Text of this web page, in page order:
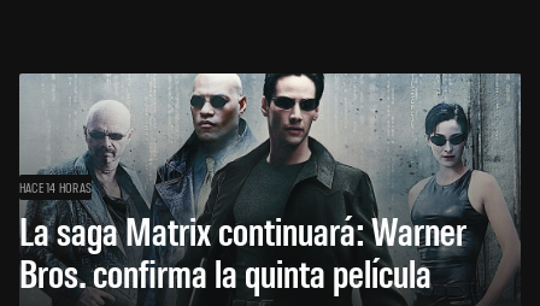
HACE 14 HORAS
La saga Matrix continuará: Warner
Bros. confirma la quinta película